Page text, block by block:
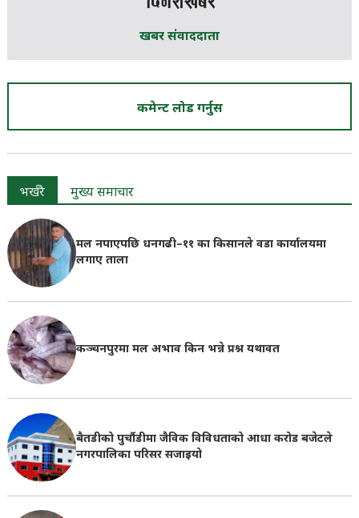
खबर संवाददाता
कमेन्ट लोड गर्नुस
भर्खरै मुख्य समाचार
मल नपाएपछि धनगढी–११ का किसानले वडा कार्यालयमा
लगाए ताला
कञ्चनपुरमा मल अभाव किन भन्ने प्रश्न यथावत
बैतडीको पुर्चौडीमा जैविक विविधताको आधा करोड बजेटले
नगरपालिका परिसर सजाइयो